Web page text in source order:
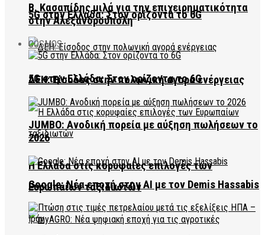
5G στην Ελλάδα: Στον ορίζοντα το 6G
ΔΕΗ: Είσοδος στην πολωνική αγορά ενέργειας
Η Ελλάδα στις κορυφαίες επιλογές των
Ευρωπαίων ταξιδιωτών
Β. Κασαπίδης μιλά για την επιχειρηματικότητα
στην Αλεξανδρούπολη
COSMOS
5G στην Ελλάδα: Στον ορίζοντα το 6G
JUMBO: Ανοδική πορεία με αύξηση πωλήσεων το
2026
Google: Νέα εποχή στην AI με τον Demis Hassabis